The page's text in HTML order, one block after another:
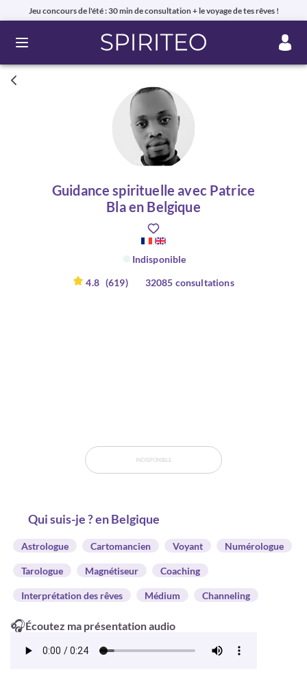
Jeu concours de l'été : 30 min de consultation + le voyage de tes rêves !
Ouvrir le menu
Guidance spirituelle avec Patrice
Bla en Belgique
Indisponible
4.8 (619) 32085 consultations
INDISPONIBLE
Qui suis-je ? en Belgique
Astrologue Cartomancien Voyant Numérologue
Tarologue Magnétiseur Coaching
Interprétation des rêves Médium Channeling
🎧Écoutez ma présentation audio